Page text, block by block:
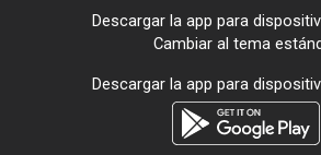
Descargar la app para
Cambiar al tema
Descargar la app para